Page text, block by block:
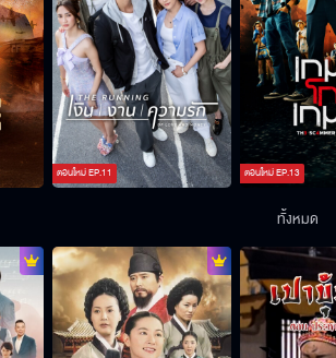
ตอนใหม่EP.11 ตอนใหม่EP.13
ทั้งหมด